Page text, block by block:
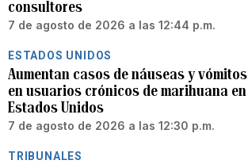
consultores
7 de agosto de 2026 a las 12:44 p.m.
ESTADOS UNIDOS
Aumentan casos de náuseas y vómitos
en usuarios crónicos de marihuana en
Estados Unidos
7 de agosto de 2026 a las 12:30 p.m.
TRIBUNALES